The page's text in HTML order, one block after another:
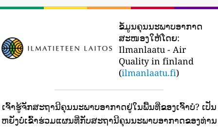
ຂໍ້ມູນຄຸນນະພາບອາກາດ
ສະໜອງໃຫ້ໂດຍ:
Ilmanlaatu - Air
Quality in finland
(ilmanlaatu.fi)
ເຈົ້າຮູ້ຈັກສະຖານີຄຸນນະພາບອາກາດຢູ່ໃນພື້ນທີ່ຂອງເຈົ້າບໍ? ເປັນ
ຫຍັງບໍ່ເຂົ້າຮ່ວມແຜນທີ່ກັບສະຖານີຄຸນນະພາບອາກາດຂອງທ່ານ